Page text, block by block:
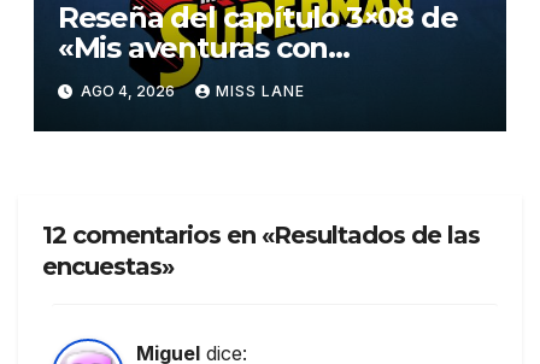
Reseña del capítulo 3×08 de
«Mis aventuras con
Superman»
AGO 4, 2026 MISS LANE
12 comentarios en «Resultados de las
encuestas»
Miguel dice: